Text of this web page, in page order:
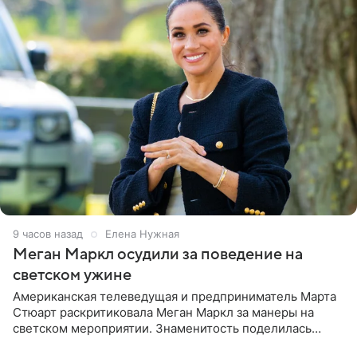
9 часов назад Елена Нужная
Меган Маркл осудили за поведение на
светском ужине
Американская телеведущая и предприниматель Марта
Стюарт раскритиковала Меган Маркл за манеры на
светском мероприятии. Знаменитость поделилась